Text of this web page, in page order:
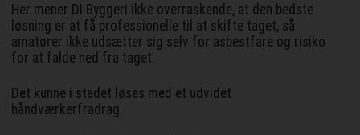
Her mener DI Byggeri ikke overraskende, at den bedste
løsning er at få professionelle til at skifte taget, så
amatører ikke udsætter sig selv for asbestfare og risiko
for at falde ned fra taget.
Det kunne i stedet løses med et udvidet
håndværkerfradrag.